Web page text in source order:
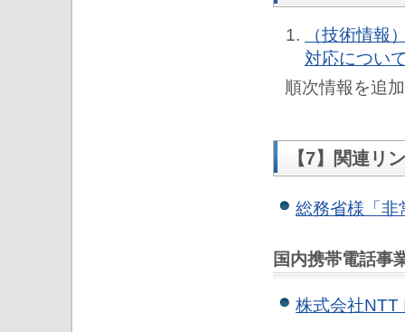
（技術情報
対応につい
順次情報を追
【7】関連リ
総務省様「非
国内携帯電話事
株式会社NTT